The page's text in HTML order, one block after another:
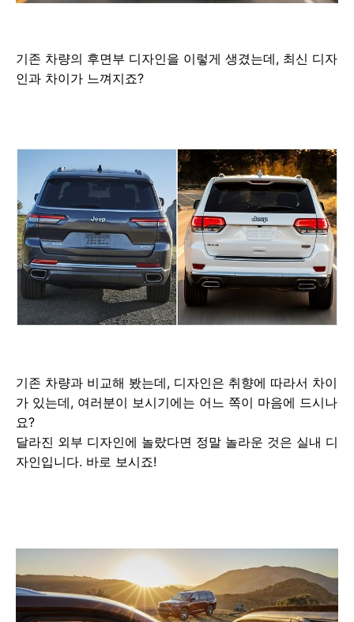
기존 차량의 후면부 디자인을 이렇게 생겼는데, 최신 디자
인과 차이가 느껴지죠?
기존 차량과 비교해 봤는데, 디자인은 취향에 따라서 차이
가 있는데, 여러분이 보시기에는 어느 쪽이 마음에 드시나
요?
달라진 외부 디자인에 놀랐다면 정말 놀라운 것은 실내 디
자인입니다. 바로 보시죠!